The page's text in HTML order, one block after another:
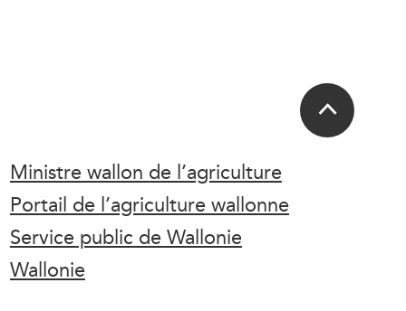
Ministre wallon de l’agriculture
Portail de l’agriculture wallonne
Service public de Wallonie
Wallonie